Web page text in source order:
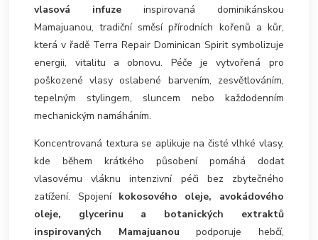
vlasová infuze inspirovaná dominikánskou
Mamajuanou, tradiční směsí přírodních kořenů a kůr,
která v řadě Terra Repair Dominican Spirit symbolizuje
energii, vitalitu a obnovu. Péče je vytvořená pro
poškozené vlasy oslabené barvením, zesvětlováním,
tepelným stylingem, sluncem nebo každodenním
mechanickým namáháním.
Koncentrovaná textura se aplikuje na čisté vlhké vlasy,
kde během krátkého působení pomáhá dodat
vlasovému vláknu intenzivní péči bez zbytečného
zatížení. Spojení kokosového oleje, avokádového
oleje, glycerinu a botanických extraktů
inspirovaných Mamajuanou podporuje hebčí,